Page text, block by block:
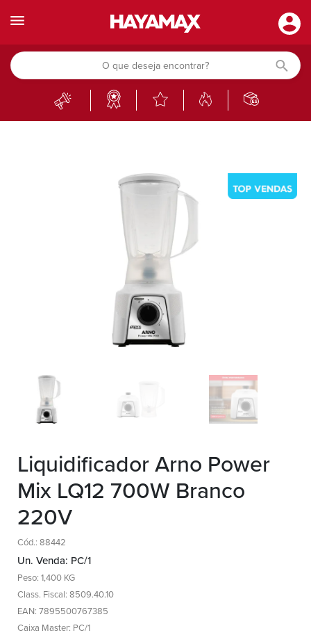
Liquidificador Arno Power
Mix LQ12 700W Branco
220V
Cód.: 88442
Un. Venda: PC/1
Peso: 1,400 KG
Class. Fiscal: 8509.40.10
EAN: 7895500767385
Caixa Master: PC/1